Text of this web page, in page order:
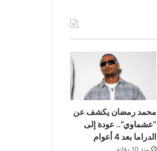
محمد رمضان يكشف عن
“عشماوي”.. عودة إلى
الدراما بعد 4 أعوام
منذ 10 دقائق